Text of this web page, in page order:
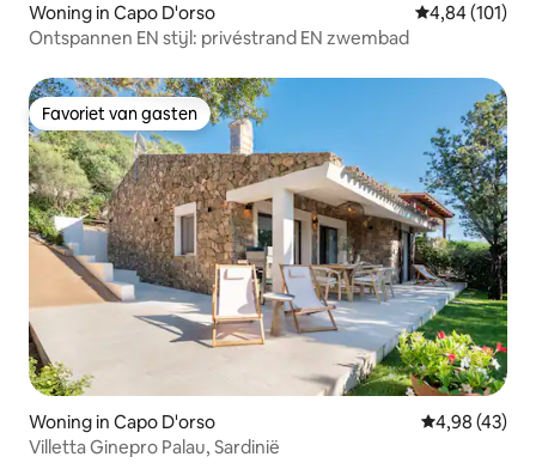
Woning in Capo D'orso Gemiddelde
4,84 (101)
Ontspannen EN stijl: privéstrand EN zwembad
Favoriet van gasten
Favoriet van gasten
Woning in Capo D'orso Gemiddelde
4,98 (43)
Villetta Ginepro Palau, Sardinië